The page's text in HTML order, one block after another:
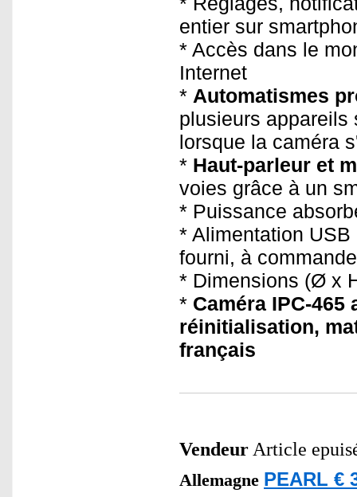
entier sur
* Accès dans le
Internet
* Automatismes
plusieurs appareils
lorsque la caméra
* Haut-parleur et
voies grâce à un
* Puissance
* Alimentation
fourni, à
* Dimensions (Ø x
* Caméra IPC-
réinitialisation,
français
Vendeur Article
Allemagne PEARL €